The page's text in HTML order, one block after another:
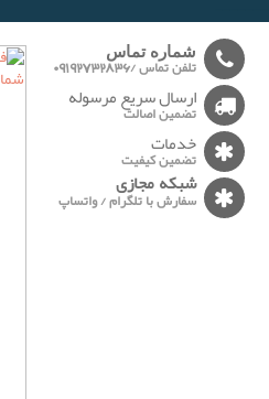
شماره تماس
تلفن تماس /09192732836
ارسال سریع مرسوله
تضمین اصالت
خدمات
تضمین کیفیت
شبکه مجازی
سفارش با تلگرام / واتساپ